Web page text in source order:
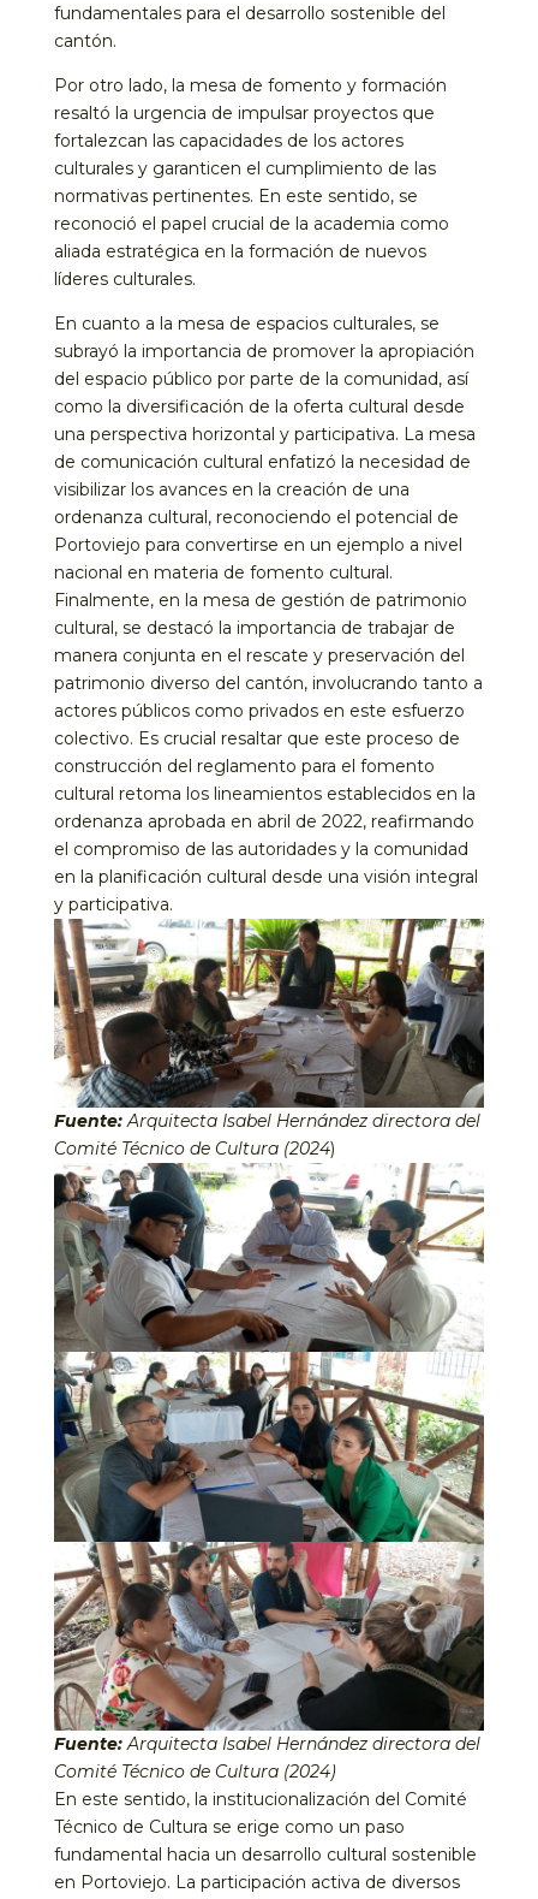
fundamentales para el desarrollo sostenible del
cantón.
Por otro lado, la mesa de fomento y formación
resaltó la urgencia de impulsar proyectos que
fortalezcan las capacidades de los actores
culturales y garanticen el cumplimiento de las
normativas pertinentes. En este sentido, se
reconoció el papel crucial de la academia como
aliada estratégica en la formación de nuevos
líderes culturales.
En cuanto a la mesa de espacios culturales, se
subrayó la importancia de promover la apropiación
del espacio público por parte de la comunidad, así
como la diversificación de la oferta cultural desde
una perspectiva horizontal y participativa. La mesa
de comunicación cultural enfatizó la necesidad de
visibilizar los avances en la creación de una
ordenanza cultural, reconociendo el potencial de
Portoviejo para convertirse en un ejemplo a nivel
nacional en materia de fomento cultural.
Finalmente, en la mesa de gestión de patrimonio
cultural, se destacó la importancia de trabajar de
manera conjunta en el rescate y preservación del
patrimonio diverso del cantón, involucrando tanto a
actores públicos como privados en este esfuerzo
colectivo. Es crucial resaltar que este proceso de
construcción del reglamento para el fomento
cultural retoma los lineamientos establecidos en la
ordenanza aprobada en abril de 2022, reafirmando
el compromiso de las autoridades y la comunidad
en la planificación cultural desde una visión integral
y participativa.
Fuente:Arquitecta Isabel Hernández directora del
Comité Técnico de Cultura (2024)
Fuente:Arquitecta Isabel Hernández directora del
Comité Técnico de Cultura (2024)
En este sentido, la institucionalización del Comité
Técnico de Cultura se erige como un paso
fundamental hacia un desarrollo cultural sostenible
en Portoviejo. La participación activa de diversos